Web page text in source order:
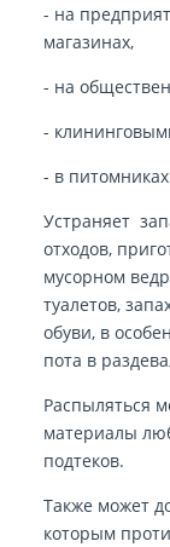
- на
магазинах,
- на
-
- в
Устраняет
отходов,
мусорном
туалетов,
обуви, в
пота в
Распыляться
материалы
подтеков.
Также может
которым